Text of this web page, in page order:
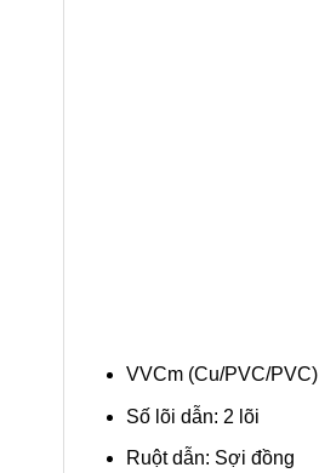
VVCm (Cu/PVC/PVC)
Số lõi dẫn: 2 lõi
Ruột dẫn: Sợi đồng